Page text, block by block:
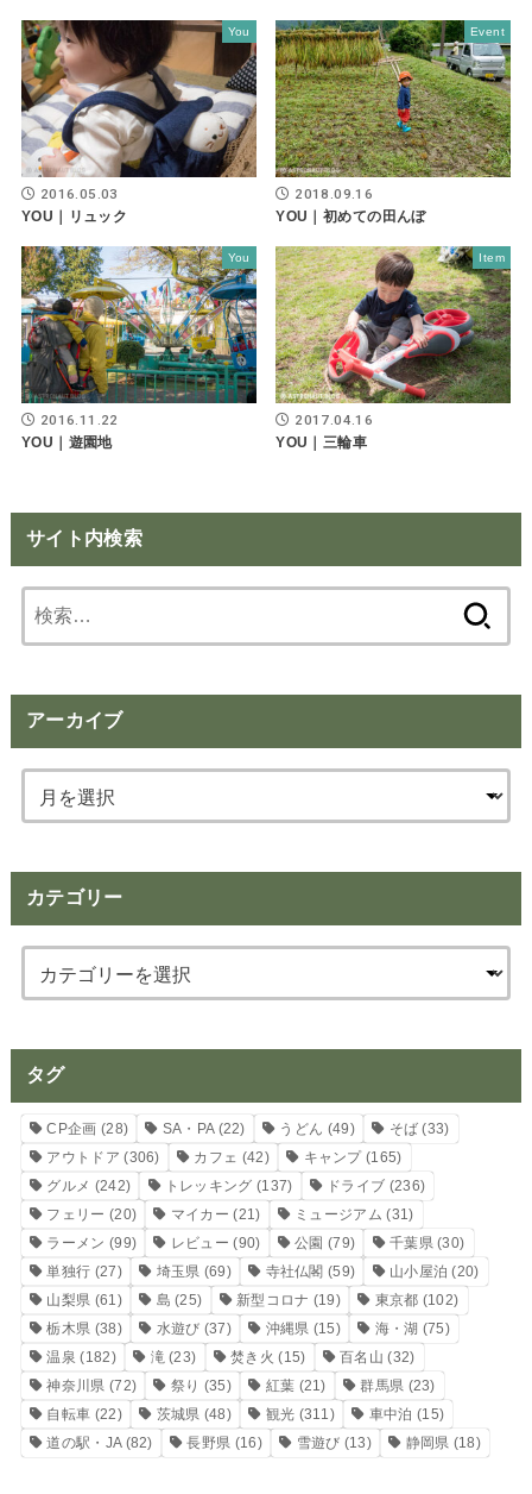
You
2016.05.03
YOU｜リュック
Event
2018.09.16
YOU｜初めての田んぼ
You
2016.11.22
YOU｜遊園地
Item
2017.04.16
YOU｜三輪車
サイト内検索
索:
アーカイブ
カテゴリー
タグ
CP企画 (28) SA・PA(22) うどん (49) そば (33)
アウトドア (306) カフェ (42) キャンプ(165)
グルメ (242) トレッキング (137) ドライブ (236)
フェリー (20) マイカー (21) ミュージアム (31)
ラーメン (99) レビュー (90) 公園 (79) 千葉県(30)
単独行 (27) 埼玉県 (69) 寺社仏閣 (59) 山小屋泊 (20)
山梨県 (61) 島 (25) 新型コロナ (19) 東京都 (102)
栃木県 (38) 水遊び (37) 沖縄県 (15) 海・湖 (75)
温泉 (182) 滝(23) 焚き火 (15) 百名山 (32)
神奈川県 (72) 祭り (35) 紅葉 (21) 群馬県 (23)
自転車 (22) 茨城県 (48) 観光 (311) 車中泊 (15)
道の駅・JA(82) 長野県 (16) 雪遊び (13) 静岡県 (18)